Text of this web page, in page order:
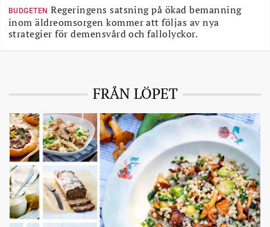
BUDGETEN Regeringens satsning på ökad bemanning
inom äldreomsorgen kommer att följas av nya
strategier för demensvård och fallolyckor.
FRÅN LÖPET